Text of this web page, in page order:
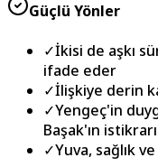
Güçlü Yönler
✓İkisi de aşkı
ifade eder
✓İlişkiye derin
✓Yengeç'in
Başak'ın
✓Yuva, sağlık